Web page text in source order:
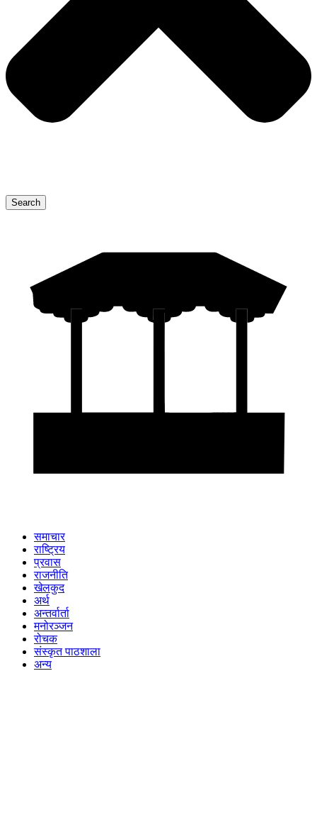
Search
समाचार
राष्ट्रिय
प्रवास
राजनीति
खेलकुद
अर्थ
अन्तर्वार्ता
मनोरञ्जन
रोचक
संस्कृत पाठशाला
अन्य